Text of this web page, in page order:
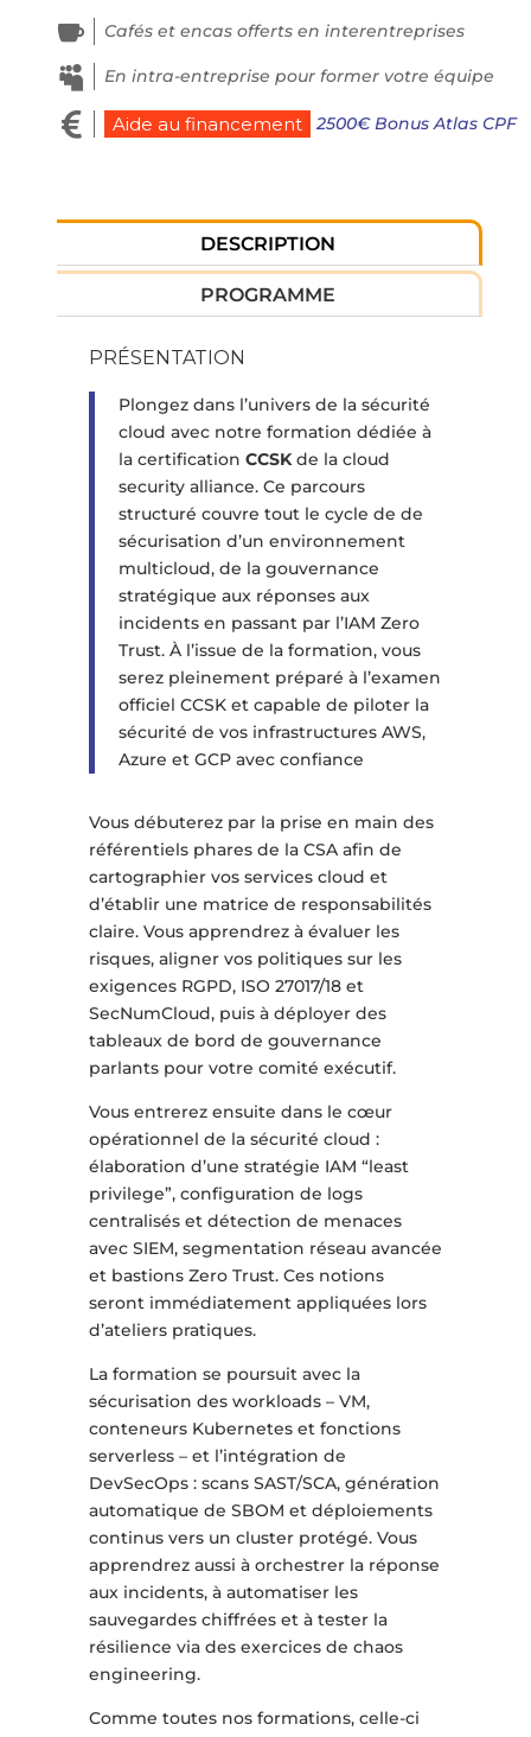
 Cafés et encas offerts en interentreprises
 En intra-entreprise pour former votre équipe
 Aide au financement 2500€ Bonus Atlas CPF
DESCRIPTION
PROGRAMME
PRÉSENTATION
Plongez dans l’univers de la sécurité
cloud avec notre formation dédiée à
la certification CCSKde la cloud
security alliance. Ce parcours
structuré couvre tout le cycle de de
sécurisation d’un environnement
multicloud, de la gouvernance
stratégique aux réponses aux
incidents en passant par l’IAM Zero
Trust. À l’issue de la formation, vous
serez pleinement préparé à l’examen
officiel CCSK et capable de piloter la
sécurité de vos infrastructures AWS,
Azure et GCP avec confiance
Vous débuterez par la prise en main des
référentiels phares de la CSA afin de
cartographier vos services cloud et
d’établir une matrice de responsabilités
claire. Vous apprendrez à évaluer les
risques, aligner vos politiques sur les
exigences RGPD, ISO 27017/18 et
SecNumCloud, puis à déployer des
tableaux de bord de gouvernance
parlants pour votre comité exécutif.
Vous entrerez ensuite dans le cœur
opérationnel de la sécurité cloud :
élaboration d’une stratégie IAM “least
privilege”, configuration de logs
centralisés et détection de menaces
avec SIEM, segmentation réseau avancée
et bastions Zero Trust. Ces notions
seront immédiatement appliquées lors
d’ateliers pratiques.
La formation se poursuit avec la
sécurisation des workloads – VM,
conteneurs Kubernetes et fonctions
serverless – et l’intégration de
DevSecOps : scans SAST/SCA, génération
automatique de SBOM et déploiements
continus vers un cluster protégé. Vous
apprendrez aussi à orchestrer la réponse
aux incidents, à automatiser les
sauvegardes chiffrées et à tester la
résilience via des exercices de chaos
engineering.
Comme toutes nos formations, celle-ci